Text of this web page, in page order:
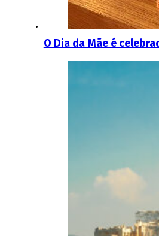
O Dia da Mãe é